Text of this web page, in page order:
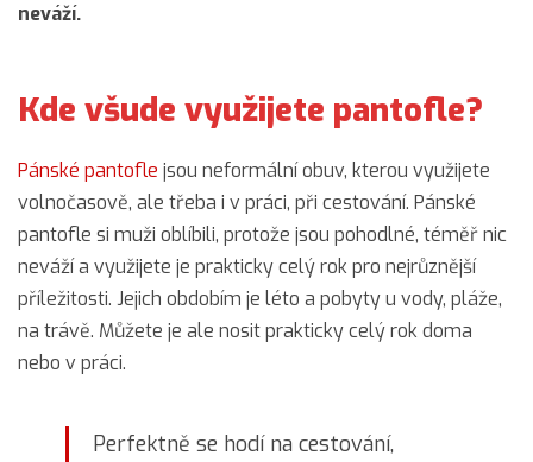
neváží.
Kde všude využijete pantofle?
Pánské pantofle jsou neformální obuv, kterou využijete
volnočasově, ale třeba i v práci, při cestování. Pánské
pantofle si muži oblíbili, protože jsou pohodlné, téměř nic
neváží a využijete je prakticky celý rok pro nejrůznější
příležitosti. Jejich obdobím je léto a pobyty u vody, pláže,
na trávě. Můžete je ale nosit prakticky celý rok doma
nebo v práci.
Perfektně se hodí na cestování,